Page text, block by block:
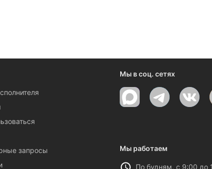
запросы
Мы в соц. сетях
Мы работаем
По будням, с 9:00 до